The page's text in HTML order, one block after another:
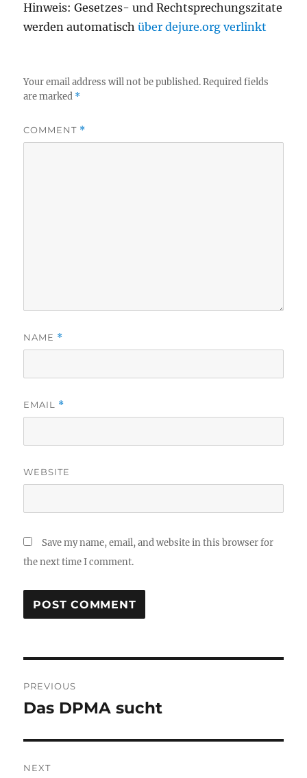
Hinweis: Gesetzes- und Rechtsprechungszitate
werden automatischüber dejure.org verlinkt
Your email address will not be published. Required fields
are marked *
COMMENT *
NAME *
EMAIL *
WEBSITE
Save my name, email, and website in this browser for
the next time I comment.
navigation
PREVIOUS
Previous
Das DPMA sucht
NEXT